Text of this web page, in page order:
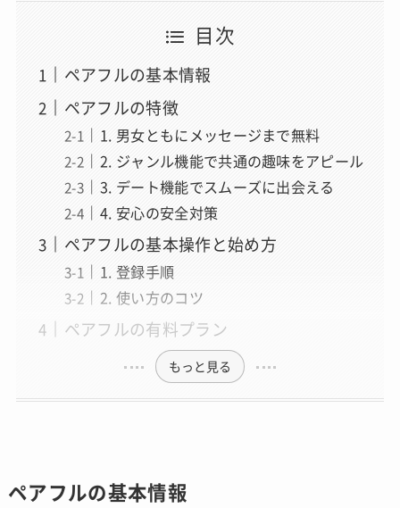
目次
ペアフルの基本情報
ペアフルの特徴
1. 男女ともにメッセージまで無料
2. ジャンル機能で共通の趣味をアピール
3. デート機能でスムーズに出会える
4. 安心の安全対策
ペアフルの基本操作と始め方
1. 登録手順
2. 使い方のコツ
ペアフルの有料プラン
もっと見る
ペアフルの基本情報